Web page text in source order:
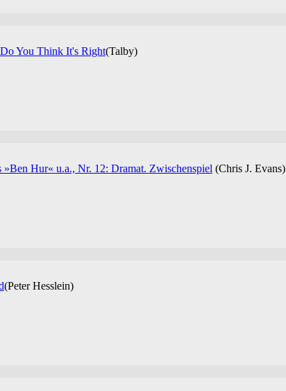
Do You Think It's Right(Talby)
»Ben Hur« u.a., Nr. 12: Dramat. Zwischenspiel (Chris J. Evans)
(Peter Hesslein)